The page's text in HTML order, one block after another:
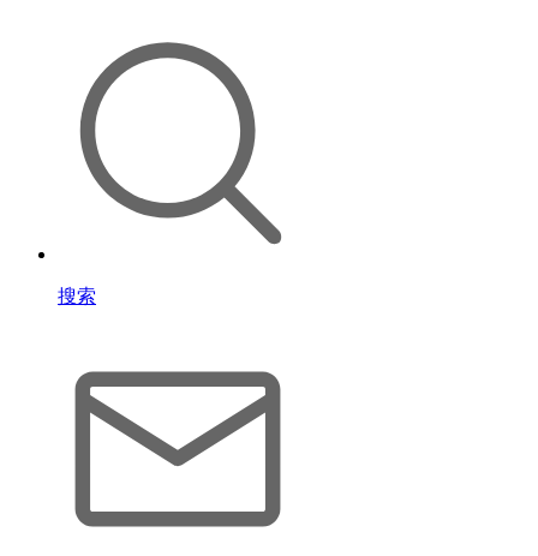
搜索